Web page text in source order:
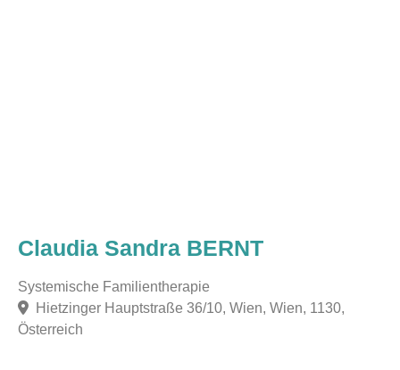
Claudia Sandra BERNT
Systemische Familientherapie
Hietzinger Hauptstraße 36/10, Wien, Wien, 1130,
Österreich